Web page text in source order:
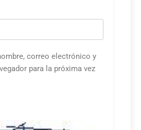
correo electrónico y
para la próxima vez